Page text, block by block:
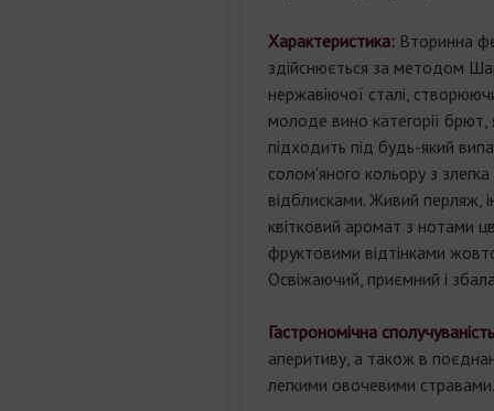
Характеристика: Вторинна
здійснюється за методом
нержавіючої сталі,
молоде вино категорії брют,
підходить під будь-який
солом'яного кольору з
відблисками. Живий перляж,
квітковий аромат з нотами
фруктовими відтінками
Освіжаючий, приємний і
Гастрономічна
аперитиву, а також в
легкими овочевими стравами.